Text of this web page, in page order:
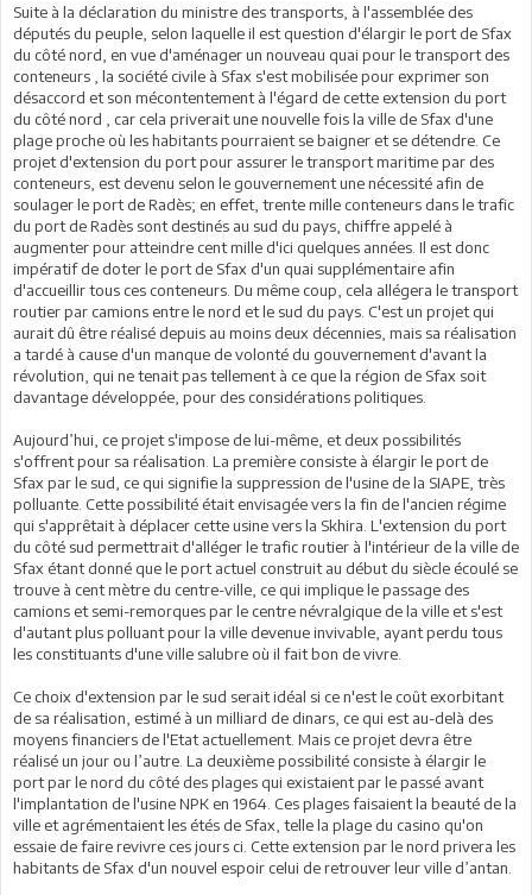
Suite à la déclaration du ministre des transports, à l'assemblée des
députés du peuple, selon laquelle il est question d'élargir le port de Sfax
du côté nord, en vue d'aménager un nouveau quai pour le transport des
conteneurs , la société civile à Sfax s'est mobilisée pour exprimer son
désaccord et son mécontentement à l'égard de cette extension du port
du côté nord , car cela priverait une nouvelle fois la ville de Sfax d'une
plage proche où les habitants pourraient se baigner et se détendre. Ce
projet d'extension du port pour assurer le transport maritime par des
conteneurs, est devenu selon le gouvernement une nécessité afin de
soulager le port de Radès; en effet, trente mille conteneurs dans le trafic
du port de Radès sont destinés au sud du pays, chiffre appelé à
augmenter pour atteindre cent mille d'ici quelques années. Il est donc
impératif de doter le port de Sfax d'un quai supplémentaire afin
d'accueillir tous ces conteneurs. Du même coup, cela allégera le transport
routier par camions entre le nord et le sud du pays. C'est un projet qui
aurait dû être réalisé depuis au moins deux décennies, mais sa réalisation
a tardé à cause d'un manque de volonté du gouvernement d'avant la
révolution, qui ne tenait pas tellement à ce que la région de Sfax soit
davantage développée, pour des considérations politiques.
Aujourd’hui, ce projet s'impose de lui-même, et deux possibilités
s'offrent pour sa réalisation. La première consiste à élargir le port de
Sfax par le sud, ce qui signifie la suppression de l'usine de la SIAPE, très
polluante. Cette possibilité était envisagée vers la fin de l'ancien régime
qui s'apprêtait à déplacer cette usine vers la Skhira. L'extension du port
du côté sud permettrait d'alléger le trafic routier à l'intérieur de la ville de
Sfax étant donné que le port actuel construit au début du siècle écoulé se
trouve à cent mètre du centre-ville, ce qui implique le passage des
camions et semi-remorques par le centre névralgique de la ville et s'est
d'autant plus polluant pour la ville devenue invivable, ayant perdu tous
les constituants d'une ville salubre où il fait bon de vivre.
Ce choix d'extension par le sud serait idéal si ce n'est le coût exorbitant
de sa réalisation, estimé à un milliard de dinars, ce qui est au-delà des
moyens financiers de l'Etat actuellement. Mais ce projet devra être
réalisé un jour ou l’autre. La deuxième possibilité consiste à élargir le
port par le nord du côté des plages qui existaient par le passé avant
l'implantation de l'usine NPK en 1964. Ces plages faisaient la beauté de la
ville et agrémentaient les étés de Sfax, telle la plage du casino qu'on
essaie de faire revivre ces jours ci. Cette extension par le nord privera les
habitants de Sfax d'un nouvel espoir celui de retrouver leur ville d’antan.